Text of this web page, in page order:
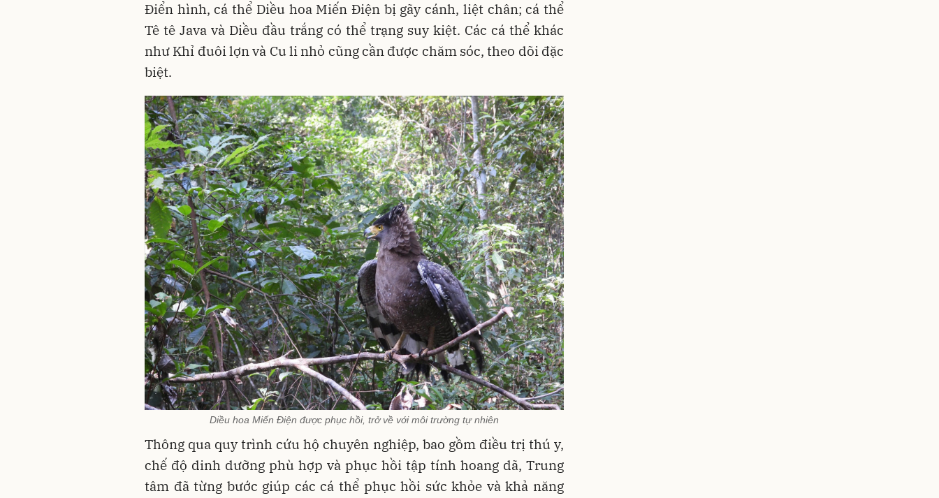
Điển hình, cá thể Diều hoa Miến Điện bị gãy cánh, liệt chân; cá thể
Tê tê Java và Diều đầu trắng có thể trạng suy kiệt. Các cá thể khác
như Khỉ đuôi lợn và Cu li nhỏ cũng cần được chăm sóc, theo dõi đặc
biệt.
Diều hoa Miến Điện được phục hồi, trở về với môi trường tự nhiên
Thông qua quy trình cứu hộ chuyên nghiệp, bao gồm điều trị thú y,
chế độ dinh dưỡng phù hợp và phục hồi tập tính hoang dã, Trung
tâm đã từng bước giúp các cá thể phục hồi sức khỏe và khả năng